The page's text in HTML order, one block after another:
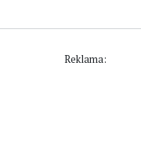
Reklama: